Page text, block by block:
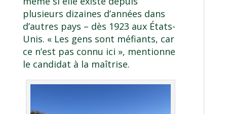
plusieurs dizaines d’années dans
d’autres pays – dès 1923 aux États-
Unis. « Les gens sont méfiants, car
ce n’est pas connu ici », mentionne
le candidat à la maîtrise.